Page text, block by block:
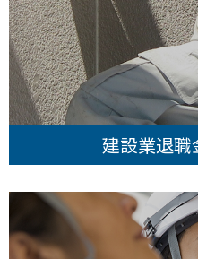
建設業退職